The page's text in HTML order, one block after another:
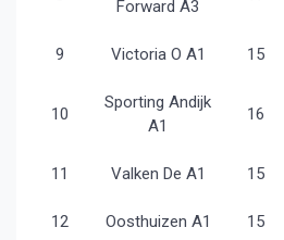
Forward A3
9 Victoria O A1 15
10
Sporting Andijk
A1
16
11 Valken De A1 15
12 Oosthuizen A1 15